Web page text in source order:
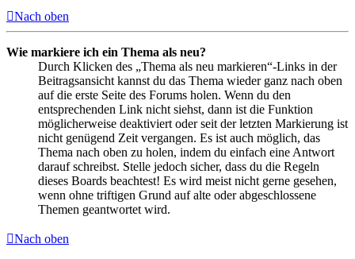
Nach oben
Wie markiere ich ein Thema als neu?
Durch Klicken des „Thema als neu markieren“-Links in der
Beitragsansicht kannst du das Thema wieder ganz nach oben
auf die erste Seite des Forums holen. Wenn du den
entsprechenden Link nicht siehst, dann ist die Funktion
möglicherweise deaktiviert oder seit der letzten Markierung ist
nicht genügend Zeit vergangen. Es ist auch möglich, das
Thema nach oben zu holen, indem du einfach eine Antwort
darauf schreibst. Stelle jedoch sicher, dass du die Regeln
dieses Boards beachtest! Es wird meist nicht gerne gesehen,
wenn ohne triftigen Grund auf alte oder abgeschlossene
Themen geantwortet wird.
Nach oben